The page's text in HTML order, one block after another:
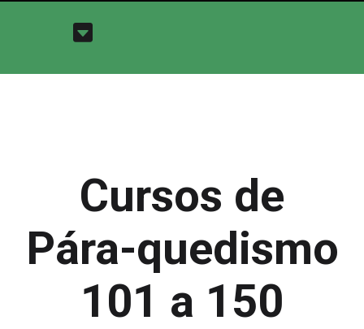
Cursos de
Pára-quedismo
101 a 150